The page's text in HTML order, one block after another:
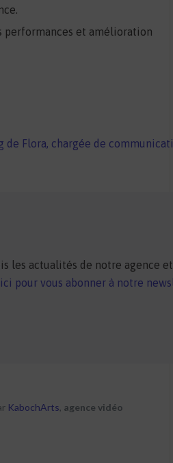
performances et amélioration
de Flora, chargée de
les actualités de notre agence
pour vous abonner à notre
KabochArts agence vidéo